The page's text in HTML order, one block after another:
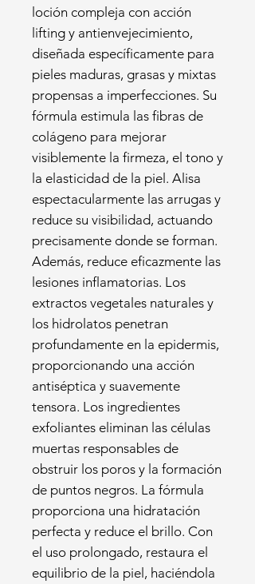
loción compleja con acción
lifting y antienvejecimiento,
diseñada específicamente para
pieles maduras, grasas y mixtas
propensas a imperfecciones. Su
fórmula estimula las fibras de
colágeno para mejorar
visiblemente la firmeza, el tono y
la elasticidad de la piel. Alisa
espectacularmente las arrugas y
reduce su visibilidad, actuando
precisamente donde se forman.
Además, reduce eficazmente las
lesiones inflamatorias. Los
extractos vegetales naturales y
los hidrolatos penetran
profundamente en la epidermis,
proporcionando una acción
antiséptica y suavemente
tensora. Los ingredientes
exfoliantes eliminan las células
muertas responsables de
obstruir los poros y la formación
de puntos negros. La fórmula
proporciona una hidratación
perfecta y reduce el brillo. Con
el uso prolongado, restaura el
equilibrio de la piel, haciéndola